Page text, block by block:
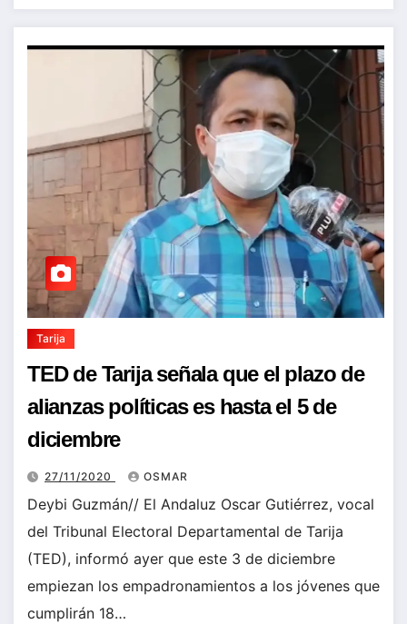
Tarija
TED de Tarija señala que el plazo de
alianzas políticas es hasta el 5 de
diciembre
27/11/2020 OSMAR
Deybi Guzmán// El Andaluz Oscar Gutiérrez, vocal
del Tribunal Electoral Departamental de Tarija
(TED), informó ayer que este 3 de diciembre
empiezan los empadronamientos a los jóvenes que
cumplirán 18…